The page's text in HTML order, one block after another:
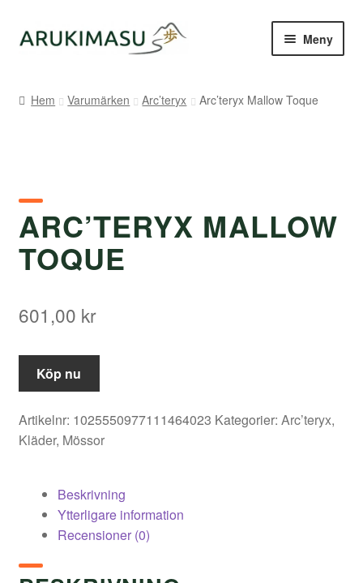
Hoppa
till
Hoppa
till
Meny
Butik
Varumärken
Hem Varumärken Arc’teryx Arc’teryx Mallow Toque
ARC’TERYX MALLOW
TOQUE
601,00 kr
Köp nu
Artikelnr: 1025550977111464023 Kategorier: Arc’teryx,
Kläder, Mössor
Beskrivning
Ytterligare information
Recensioner (0)